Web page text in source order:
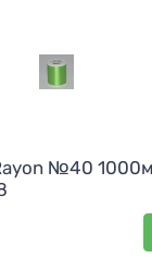
№40 1000м